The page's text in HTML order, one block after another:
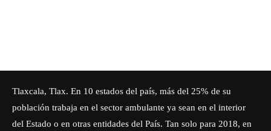
Tlaxcala, Tlax. En 10 estados del país, más del 25% de su
población trabaja en el sector ambulante ya sean en el interior
del Estado o en otras entidades del País. Tan solo para 2018, en